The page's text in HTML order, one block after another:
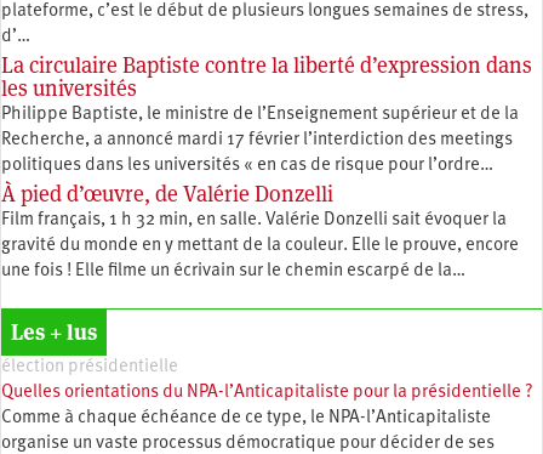
plateforme, c’est le début de plusieurs longues semaines de stress,
d’…
La circulaire Baptiste contre la liberté d’expression dans
les universités
Philippe Baptiste, le ministre de l’Enseignement supérieur et de la
Recherche, a annoncé mardi 17 février l’interdiction des meetings
politiques dans les universités « en cas de risque pour l’ordre…
À pied d’œuvre, de Valérie Donzelli
Film français, 1 h 32 min, en salle. Valérie Donzelli sait évoquer la
gravité du monde en y mettant de la couleur. Elle le prouve, encore
une fois ! Elle filme un écrivain sur le chemin escarpé de la…
Les + lus
élection présidentielle
Quelles orientations du NPA-l’Anticapitaliste pour la présidentielle ?
Comme à chaque échéance de ce type, le NPA-l’Anticapitaliste
organise un vaste processus démocratique pour décider de ses